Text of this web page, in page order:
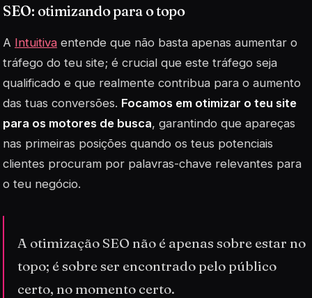
SEO: otimizando para o topo
A Intuitiva entende que não basta apenas aumentar o
tráfego do teu site; é crucial que este tráfego seja
qualificado e que realmente contribua para o aumento
das tuas conversões. Focamos em otimizar o teu site
para os motores de busca, garantindo que apareças
nas primeiras posições quando os teus potenciais
clientes procuram por palavras-chave relevantes para
o teu negócio.
A otimização SEO não é apenas sobre estar no
topo; é sobre ser encontrado pelo público
certo, no momento certo.